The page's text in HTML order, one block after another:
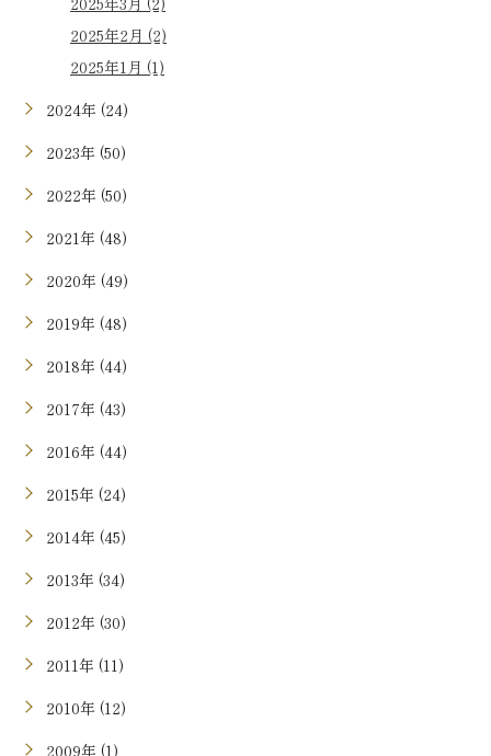
2025年2月 (2)
2025年1月 (1)
2024年 (24)
2023年 (50)
2022年 (50)
2021年 (48)
2020年 (49)
2019年 (48)
2018年 (44)
2017年 (43)
2016年 (44)
2015年 (24)
2014年 (45)
2013年 (34)
2012年 (30)
2011年 (11)
2010年 (12)
2009年 (1)